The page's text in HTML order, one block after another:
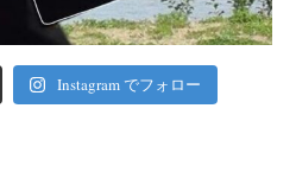
Instagram でフォロー